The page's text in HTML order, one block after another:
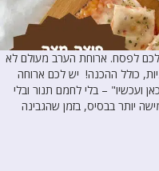
החדש שלכם לפסח. ארוחת הערב מעולם לא
כך טעימה. מהירות שיא: תוך 120 שניות, כולל ההכנה! יש לכם ארוחה
ועכשיו" – בלי לחמם תנור ובלי
יותר בבסיס, בזמן שהגבינה